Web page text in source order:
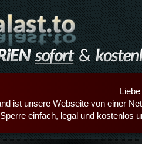
ist unsere Webseite von einer
einfach, legal und kostenlos